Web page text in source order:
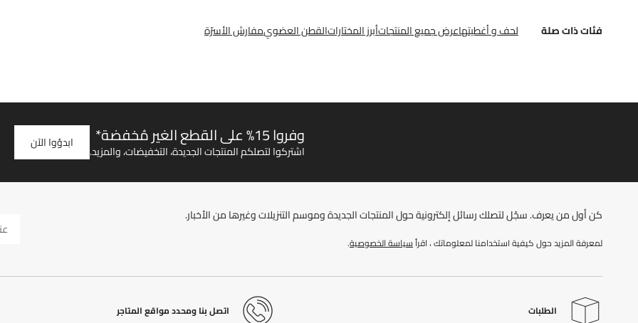
فئات ذات صلة لحف و أغطيتهاعرض جميع المنتجاتأبرز المختاراتالقطن العضويمفارش الأسرّة
وفروا 15% على القطع الغير مُخفضة*
اشتركوا لتصلكم المنتجات الجديدة، التخفيضات، والمزيد. ابدؤوا الآن
كن أول من يعرف. سجّل لتصلك رسائل إلكترونية حول المنتجات الجديدة وموسم التنزيلات وغيرها من الأخبار.
لمعرفة المزيد حول كيفية استخدامنا لمعلوماتك ، اقرأسياسة الخصوصية.
الطلبات اتصل بنا ومحدد مواقع المتاجر